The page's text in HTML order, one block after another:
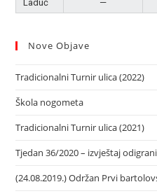
Laduč
—
Nove Objave
Tradicionalni Turnir ulica (2022)
Škola nogometa
Tradicionalni Turnir ulica (2021)
Tjedan 36/2020 – izvještaj
(24.08.2019.) Održan Prvi